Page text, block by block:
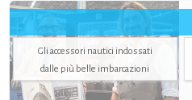
Gli accessori nautici indossati
dalle più belle imbarcazioni